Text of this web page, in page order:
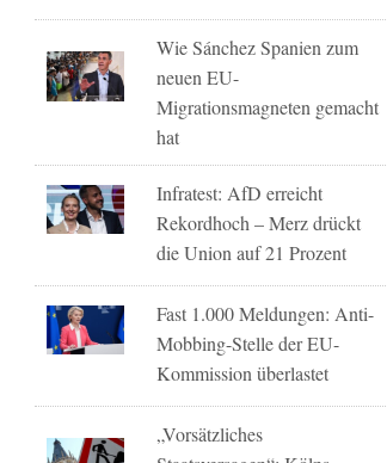
Wie Sánchez Spanien zum
neuen EU-
Migrationsmagneten gemacht
hat
Infratest: AfD erreicht
Rekordhoch – Merz drückt
die Union auf 21 Prozent
Fast 1.000 Meldungen: Anti-
Mobbing-Stelle der EU-
Kommission überlastet
„Vorsätzliches